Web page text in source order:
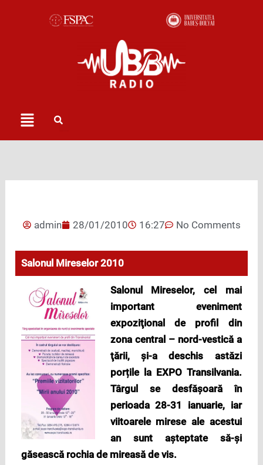
Menu
admin 28/01/2010 16:27 No Comments
Salonul Mireselor 2010
Salonul Mireselor, cel mai
important eveniment
expoziţional de profil din
zona central – nord-vestică a
ţării,și-a deschis astăzi
porțile la EXPO Transilvania.
Târgul se desfășoară în
perioada 28-31 ianuarie, iar
viitoarele mirese ale acestui
an sunt așteptate să-și
găsească rochia de mireasă de vis.